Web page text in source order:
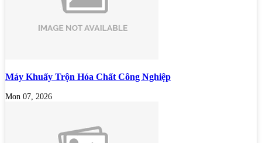
Máy Khuấy Trộn Hóa Chất Công Nghiệp
Mon 07, 2026